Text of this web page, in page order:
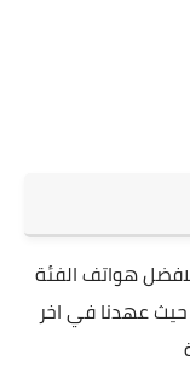
هواتف الفئة
عهدنا في اخر